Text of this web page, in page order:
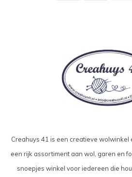
Creahuys 41 is een creatieve wolwinkel
een rijk assortiment aan wol, garen en
snoepjes winkel voor iedereen die